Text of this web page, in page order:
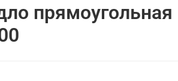
прямоугольная